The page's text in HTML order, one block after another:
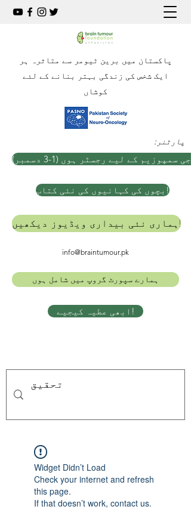
پاکستان میں برین ٹیومر سے متاثرہ ہر
ایک شخص کی زندگی بہتر بنانے کے لئے
کوشاں
:پارٹنر
کے لیے رجسٹر ہوں (1-3 دسمبر)
بچوں کی کہانیوں کی نئی کتاب!
ہماری نئی بیداری ویڈیوز دیکھیں!
info@braintumour.pk
ہمارے سپورٹ گروپ میں شامل ہوں
ابھی عطیہ کیجیے!
Widget Didn’t Load
Check your internet and refresh
this page.
If that doesn’t work, contact us.